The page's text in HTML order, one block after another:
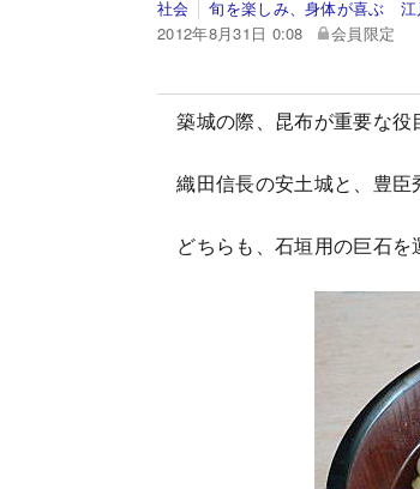
社会
旬を楽しみ、身体が喜ぶ 江
2012年8月31日 0:08
会員限定
築城の際、昆布が重要な役
織田信長の安土城と、豊臣
どちらも、石垣用の巨石を